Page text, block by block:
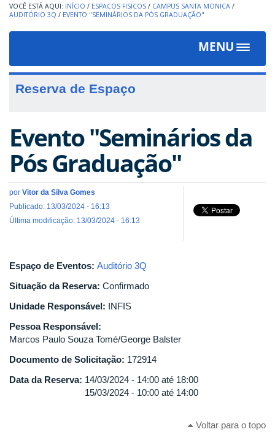
INÍCIO / ESPACOS FISICOS / CAMPUS SANTA MONICA /
AUDITÓRIO 3Q / EVENTO "SEMINÁRIOS DA PÓS GRADUAÇÃO"
MENU
Toggle
Reserva de Espaço
Evento "Seminários da
Pós Graduação"
por Vitor da Silva Gomes
Publicado: 13/03/2024 - 16:13
Última modificação: 13/03/2024 - 16:13
Espaço de Eventos: Auditório 3Q
Situação da Reserva: Confirmado
Unidade Responsável: INFIS
Pessoa Responsável:
Marcos Paulo Souza Tomé/George Balster
Documento de Solicitação: 172914
Data da Reserva: 14/03/2024 - 14:00 até 18:00
15/03/2024 - 10:00 até 14:00
Voltar para o topo